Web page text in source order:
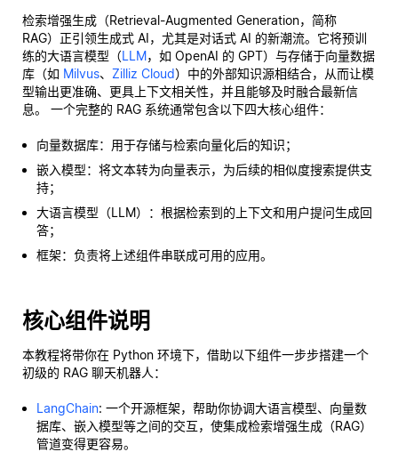
检索增强生成（Retrieval-Augmented Generation，简称
RAG）正引领生成式 AI，尤其是对话式 AI 的新潮流。它将预训
练的大语言模型（LLM，如 OpenAI 的 GPT）与存储于向量数据
库（如 Milvus、 Zilliz Cloud）中的外部知识源相结合，从而让模
型输出更准确、更具上下文相关性，并且能够及时融合最新信
息。 一个完整的 RAG 系统通常包含以下四大核心组件：
向量数据库：用于存储与检索向量化后的知识；
嵌入模型：将文本转为向量表示，为后续的相似度搜索提供支
持；
大语言模型（LLM）：根据检索到的上下文和用户提问生成回
答；
框架：负责将上述组件串联成可用的应用。
核心组件说明
本教程将带你在 Python 环境下，借助以下组件一步步搭建一个
初级的 RAG 聊天机器人：
LangChain: 一个开源框架，帮助你协调大语言模型、向量数
据库、嵌入模型等之间的交互，使集成检索增强生成（RAG）
管道变得更容易。